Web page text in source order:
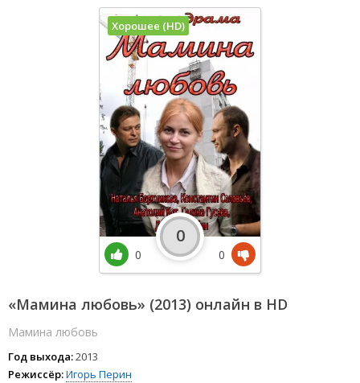
«Мамина любовь» (2013) онлайн в HD
Мамина любовь
Год выхода:2013
Режиссёр:Игорь Перин
Хорошее (HD)
0
0
0